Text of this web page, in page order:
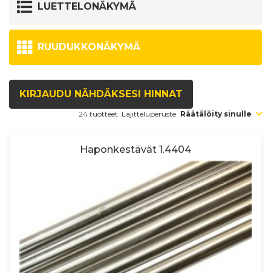
LUETTELONÄKYMÄ
RUUDUKKONÄKYMÄ
KIRJAUDU NÄHDÄKSESI HINNAT
24 tuotteet. Lajitteluperuste Räätälöity sinulle
Haponkestävät 1.4404